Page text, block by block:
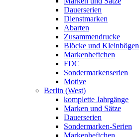
Dauerserien
Dienstmarken
Abarten
Zusammendrucke
Blöcke und Kleinbögen
Markenheftchen
FDC
Sondermarkenserien
Motive
Berlin (West)
komplette Jahrgänge
Marken und Sätze
Dauerserien
Sondermarken-Serien
Markenheftchen